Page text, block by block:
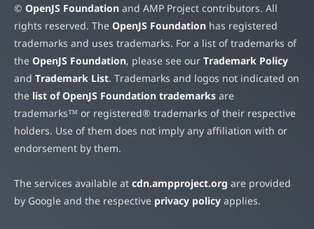
© OpenJS Foundation and AMP Project contributors. All
rights reserved. The OpenJS Foundation has registered
trademarks and uses trademarks. For a list of trademarks of
the OpenJS Foundation, please see our Trademark Policy
and Trademark List. Trademarks and logos not indicated on
the list of OpenJS Foundation trademarks are
trademarks™ or registered® trademarks of their respective
holders. Use of them does not imply any affiliation with or
endorsement by them.
The services available at cdn.ampproject.org are provided
by Google and the respective privacy policy applies.